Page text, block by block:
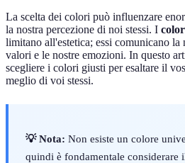
La scelta dei colori può influenzare
la nostra percezione di noi stessi. I
limitano all'estetica; essi comunicano la
valori e le nostre emozioni. In questo
scegliere i colori giusti per esaltare il
meglio di voi stessi.
💡 Nota: Non esiste un colore
quindi è fondamentale